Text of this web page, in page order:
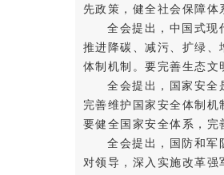
先政策，健全社会保障
全会提出，中国式现
推进降碳、减污、扩绿
体制机制。要完善生态
全会提出，国家安全
完善维护国家安全体制
要健全国家安全体系，
全会提出，国防和军
对领导，深入实施改革